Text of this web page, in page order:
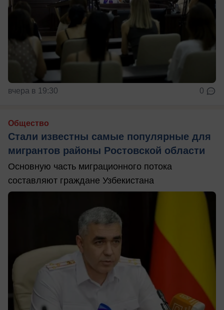
вчера в 19:30 0
Общество
Стали известны самые популярные для
мигрантов районы Ростовской области
Основную часть миграционного потока
составляют граждане Узбекистана